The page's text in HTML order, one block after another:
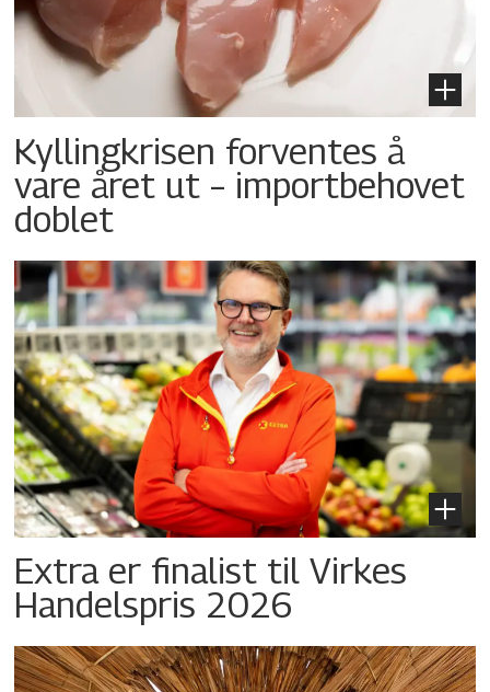
Kyllingkrisen forventes å
vare året ut – importbehovet
doblet
Extra er finalist til Virkes
Handelspris 2026